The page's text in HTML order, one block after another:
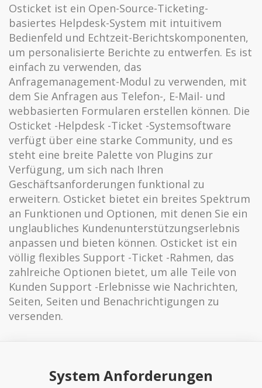
Osticket ist ein Open-Source-Ticketing-
basiertes Helpdesk-System mit intuitivem
Bedienfeld und Echtzeit-Berichtskomponenten,
um personalisierte Berichte zu entwerfen. Es ist
einfach zu verwenden, das
Anfragemanagement-Modul zu verwenden, mit
dem Sie Anfragen aus Telefon-, E-Mail- und
webbasierten Formularen erstellen können. Die
Osticket -Helpdesk -Ticket -Systemsoftware
verfügt über eine starke Community, und es
steht eine breite Palette von Plugins zur
Verfügung, um sich nach Ihren
Geschäftsanforderungen funktional zu
erweitern. Osticket bietet ein breites Spektrum
an Funktionen und Optionen, mit denen Sie ein
unglaubliches Kundenunterstützungserlebnis
anpassen und bieten können. Osticket ist ein
völlig flexibles Support -Ticket -Rahmen, das
zahlreiche Optionen bietet, um alle Teile von
Kunden Support -Erlebnisse wie Nachrichten,
Seiten, Seiten und Benachrichtigungen zu
versenden.
System Anforderungen